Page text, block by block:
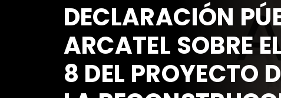
DECLARACIÓN
ARCATEL SOBRE
8 DEL PROYECTO